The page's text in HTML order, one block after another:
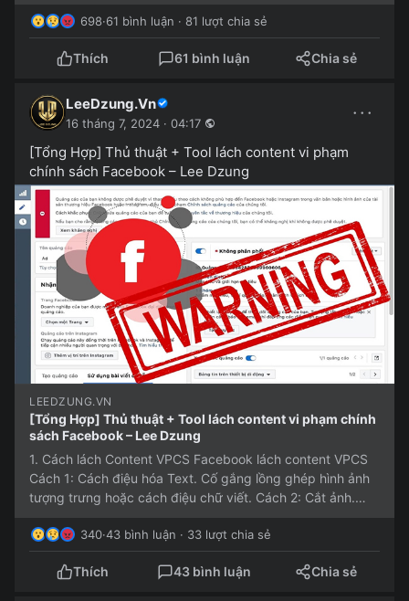
698·61 bình luận · 81 lượt chia sẻ
Thích 61 bình luận Chia sẻ
LeeDzung.Vn
16 tháng 7, 2024 · 04:17 ···
[Tổng Hợp] Thủ thuật + Tool lách content vi phạm
chính sách Facebook – Lee Dzung
LEEDZUNG.VN
[Tổng Hợp] Thủ thuật + Tool lách content vi phạm chính
sách Facebook – Lee Dzung
1. Cách lách Content VPCS Facebook lách content VPCS
Cách 1: Cách điệu hóa Text. Cố gắng lồng ghép hình ảnh
tượng trưng hoặc cách điệu chữ viết. Cách 2: Cắt ảnh.
340·43 bình luận · 33 lượt chia sẻ
Thích 43 bình luận Chia sẻ